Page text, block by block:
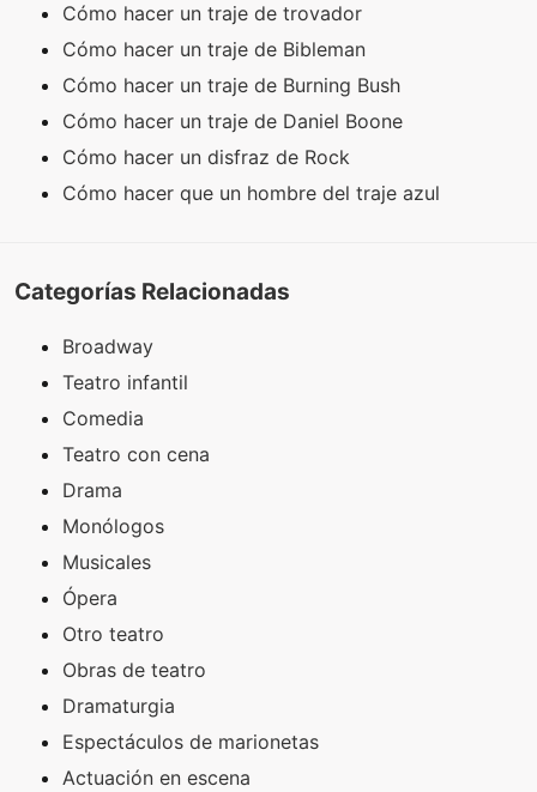
Cómo hacer un traje de trovador
Cómo hacer un traje de Bibleman
Cómo hacer un traje de Burning Bush
Cómo hacer un traje de Daniel Boone
Cómo hacer un disfraz de Rock
Cómo hacer que un hombre del traje azul
Categorías Relacionadas
Broadway
Teatro infantil
Comedia
Teatro con cena
Drama
Monólogos
Musicales
Ópera
Otro teatro
Obras de teatro
Dramaturgia
Espectáculos de marionetas
Actuación en escena